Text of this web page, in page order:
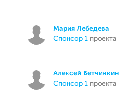
Мария Лебедева
спонсор 1 проекта
Алексей Ветчинкин
спонсор 1 проекта